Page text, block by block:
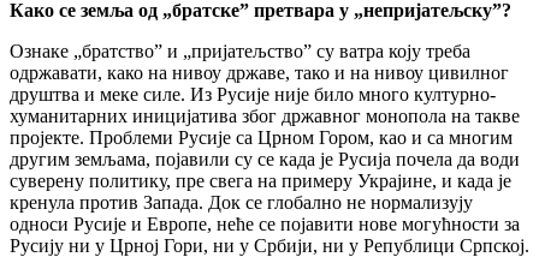
Како се земља од „братске” претвара у „непријатељску”?
Ознаке „братство” и „пријатељство” су ватра коју треба
одржавати, како на нивоу државе, тако и на нивоу цивилног
друштва и меке силе. Из Русије није било много културно-
хуманитарних иницијатива због државног монопола на такве
пројекте. Проблеми Русије са Црном Гором, као и са многим
другим земљама, појавили су се када је Русија почела да води
суверену политику, пре свега на примеру Украјине, и када је
кренула против Запада. Док се глобално не нормализују
односи Русије и Европе, неће се појавити нове могућности за
Русију ни у Црној Гори, ни у Србији, ни у Републици Српској.